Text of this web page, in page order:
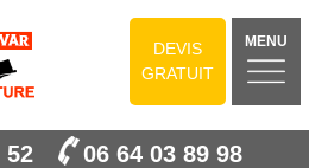
DEVIS
GRATUIT
MENU
52
06 64 03 89 98